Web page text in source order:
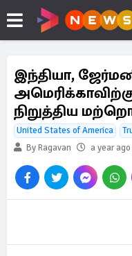
இந்தியா,
நிறுத்திய
United States of America
By Ragavan
a year ago